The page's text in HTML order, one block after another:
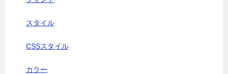
スタイル
CSSスタイル
カラー